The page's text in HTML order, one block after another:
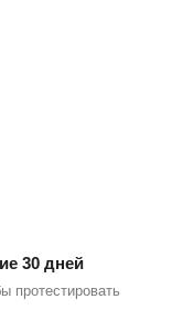
30 дней
протестировать